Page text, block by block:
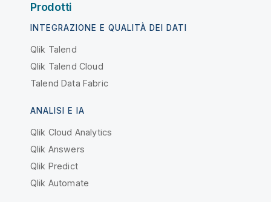
Prodotti
INTEGRAZIONE E QUALITÀ DEI DATI
Qlik Talend
Qlik Talend Cloud
Talend Data Fabric
ANALISI E IA
Qlik Cloud Analytics
Qlik Answers
Qlik Predict
Qlik Automate